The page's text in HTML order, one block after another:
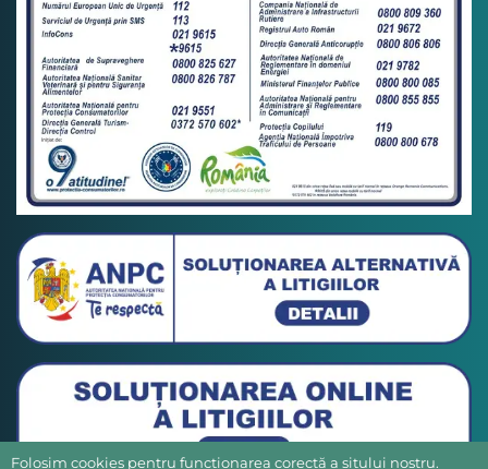
Folosim cookies pentru funcționarea corectă a sitului nostru.